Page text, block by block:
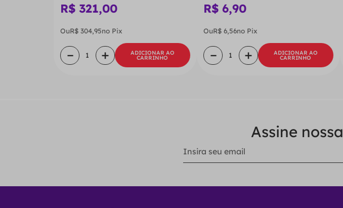
R$ 321,00
OuR$ 304,95no Pix
＋
－ ADICIONAR AO
CARRINHO
R$ 6,90
OuR$ 6,56no Pix
＋
－ ADICIONAR AO
CARRINHO
Assine nossa